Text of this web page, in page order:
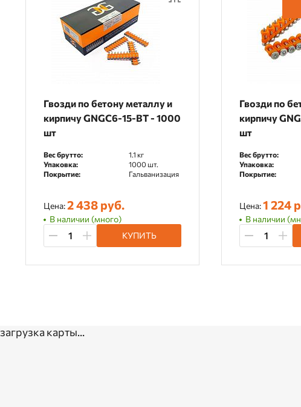
Гвозди по бетону металлу и
кирпичу GNGC6-15-BT - 1000
шт
Вес брутто:
1.1 кг
Упаковка:
1000 шт.
Покрытие:
Гальванизация
Цена:2 438 руб.
В наличии (много)
КУПИТЬ
Гвозди по
кирпичу
шт
Вес брутто:
Упаковка:
Покрытие:
Цена:1 224
В наличии
загрузка карты...